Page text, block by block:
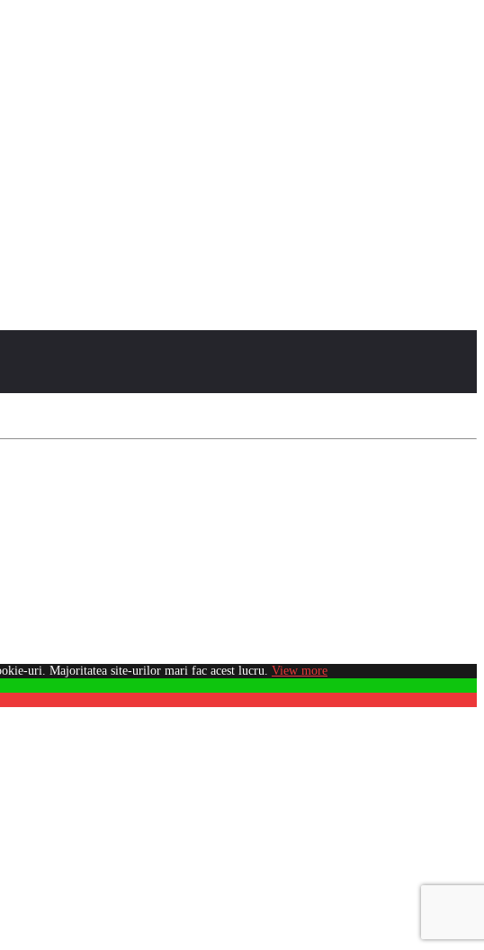
uri. Majoritatea site-urilor mari fac acest lucru. View more